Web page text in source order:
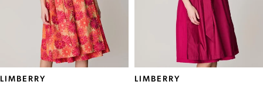
LIMBERRY LIMBERRY